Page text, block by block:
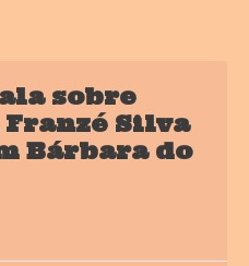
sobre
Silva
Bárbara do